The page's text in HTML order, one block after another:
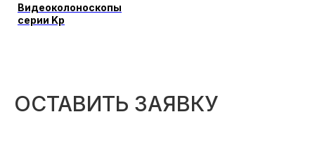
Видеоколоноскопы
серии Kp
ОСТАВИТЬ ЗАЯВКУ